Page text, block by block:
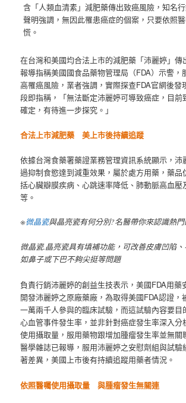
含「人類血清素」減肥藥傳出致癌風險，知名
聲明強調，無因此罹患癌症的個案，只要依照
慌。
在台灣和美國均合法上市的減肥藥「沛麗婷」傳
報導指稱美國國食品藥物管理局（FDA）示警，
高罹癌風險，業者強調，實際探查FDA官網後發
段即指稱，「無法斷定沛麗婷可導致癌症，目前
確定，有待進一步探究。」
合法上市減肥藥 美上市後持續追蹤
依據台灣食藥署藥證業務管理資訊系統顯示，沛
過抑制食慾達到減重效果，屬於處方用藥，藥品
括心臟瓣膜疾病、心跳速率降低、肺動脈高血壓
等。
※微晶瓷與晶亮瓷有何分別?名醫帶你來認識熱
微晶瓷.晶亮瓷具有填補功能，可改善皮膚凹陷、
如鼻子或下巴不夠尖挺等問題
負責行銷沛麗婷的創益生技表示，美國FDA用藥
開發沛麗婷之原廠藥廠，為取得美國FDA認證，
一萬兩千人參與的臨床試驗，而這試驗內容要目
心血管事件發生率，並非針對癌症發生率深入分
使用攝取量，服用藥物跟增加腫瘤發生率並無關
醫學雜誌已報導，服用沛麗婷之安慰劑組與試驗
著差異，美國上市後有持續追蹤用藥者情況。
依照醫囑使用攝取量 與腫瘤發生無關連